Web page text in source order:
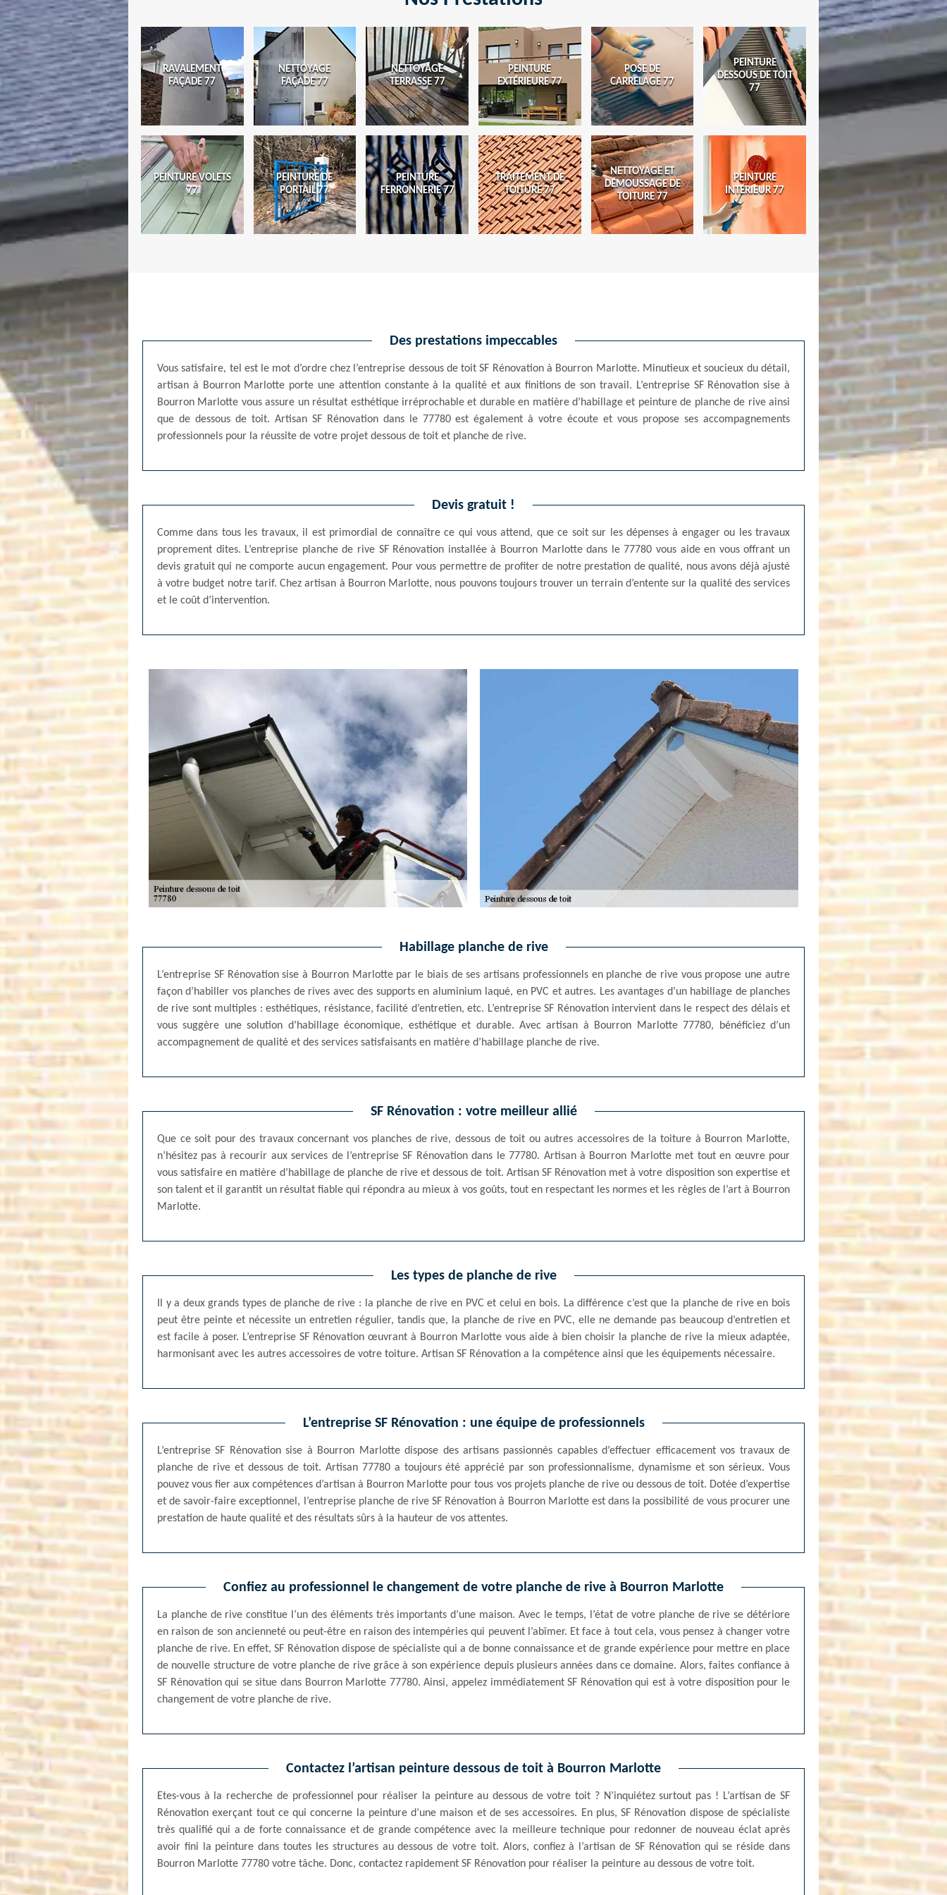
RAVALEMENT
FAÇADE 77
NETTOYAGE
FAÇADE 77
NETTOYAGE
TERRASSE 77
PEINTURE
EXTÉRIEURE 77
POSE DE
CARRELAGE 77
PEINTURE
DESSOUS DE TOIT
77
PEINTURE VOLETS
77
PEINTURE DE
PORTAIL 77
PEINTURE
FERRONNERIE 77
TRAITEMENT DE
TOITURE 77
NETTOYAGE ET
DÉMOUSSAGE DE
TOITURE 77
PEINTURE
INTÉRIEUR 77
Des prestations impeccables
Vous satisfaire, tel est le mot d’ordre chez l’entreprise dessous de toit SF Rénovation à Bourron Marlotte. Minutieux et soucieux du détail,
artisan à Bourron Marlotte porte une attention constante à la qualité et aux finitions de son travail. L’entreprise SF Rénovation sise à
Bourron Marlotte vous assure un résultat esthétique irréprochable et durable en matière d’habillage et peinture de planche de rive ainsi
que de dessous de toit. Artisan SF Rénovation dans le 77780 est également à votre écoute et vous propose ses accompagnements
professionnels pour la réussite de votre projet dessous de toit et planche de rive.
Devis gratuit !
Comme dans tous les travaux, il est primordial de connaître ce qui vous attend, que ce soit sur les dépenses à engager ou les travaux
proprement dites. L’entreprise planche de rive SF Rénovation installée à Bourron Marlotte dans le 77780 vous aide en vous offrant un
devis gratuit qui ne comporte aucun engagement. Pour vous permettre de profiter de notre prestation de qualité, nous avons déjà ajusté
à votre budget notre tarif. Chez artisan à Bourron Marlotte, nous pouvons toujours trouver un terrain d’entente sur la qualité des services
et le coût d’intervention.
Habillage planche de rive
L’entreprise SF Rénovation sise à Bourron Marlotte par le biais de ses artisans professionnels en planche de rive vous propose une autre
façon d’habiller vos planches de rives avec des supports en aluminium laqué, en PVC et autres. Les avantages d’un habillage de planches
de rive sont multiples : esthétiques, résistance, facilité d’entretien, etc. L’entreprise SF Rénovation intervient dans le respect des délais et
vous suggère une solution d’habillage économique, esthétique et durable. Avec artisan à Bourron Marlotte 77780, bénéficiez d’un
accompagnement de qualité et des services satisfaisants en matière d’habillage planche de rive.
SF Rénovation : votre meilleur allié
Que ce soit pour des travaux concernant vos planches de rive, dessous de toit ou autres accessoires de la toiture à Bourron Marlotte,
n’hésitez pas à recourir aux services de l’entreprise SF Rénovation dans le 77780. Artisan à Bourron Marlotte met tout en œuvre pour
vous satisfaire en matière d’habillage de planche de rive et dessous de toit. Artisan SF Rénovation met à votre disposition son expertise et
son talent et il garantit un résultat fiable qui répondra au mieux à vos goûts, tout en respectant les normes et les règles de l’art à Bourron
Marlotte.
Les types de planche de rive
Il y a deux grands types de planche de rive : la planche de rive en PVC et celui en bois. La différence c’est que la planche de rive en bois
peut être peinte et nécessite un entretien régulier, tandis que, la planche de rive en PVC, elle ne demande pas beaucoup d’entretien et
est facile à poser. L’entreprise SF Rénovation œuvrant à Bourron Marlotte vous aide à bien choisir la planche de rive la mieux adaptée,
harmonisant avec les autres accessoires de votre toiture. Artisan SF Rénovation a la compétence ainsi que les équipements nécessaire.
L’entreprise SF Rénovation : une équipe de professionnels
L’entreprise SF Rénovation sise à Bourron Marlotte dispose des artisans passionnés capables d’effectuer efficacement vos travaux de
planche de rive et dessous de toit. Artisan 77780 a toujours été apprécié par son professionnalisme, dynamisme et son sérieux. Vous
pouvez vous fier aux compétences d’artisan à Bourron Marlotte pour tous vos projets planche de rive ou dessous de toit. Dotée d’expertise
et de savoir-faire exceptionnel, l’entreprise planche de rive SF Rénovation à Bourron Marlotte est dans la possibilité de vous procurer une
prestation de haute qualité et des résultats sûrs à la hauteur de vos attentes.
Confiez au professionnel le changement de votre planche de rive à Bourron Marlotte
La planche de rive constitue l’un des éléments très importants d’une maison. Avec le temps, l’état de votre planche de rive se détériore
en raison de son ancienneté ou peut-être en raison des intempéries qui peuvent l’abîmer. Et face à tout cela, vous pensez à changer votre
planche de rive. En effet, SF Rénovation dispose de spécialiste qui a de bonne connaissance et de grande expérience pour mettre en place
de nouvelle structure de votre planche de rive grâce à son expérience depuis plusieurs années dans ce domaine. Alors, faites confiance à
SF Rénovation qui se situe dans Bourron Marlotte 77780. Ainsi, appelez immédiatement SF Rénovation qui est à votre disposition pour le
changement de votre planche de rive.
Contactez l’artisan peinture dessous de toit à Bourron Marlotte
Etes-vous à la recherche de professionnel pour réaliser la peinture au dessous de votre toit ? N’inquiétez surtout pas ! L’artisan de SF
Rénovation exerçant tout ce qui concerne la peinture d’une maison et de ses accessoires. En plus, SF Rénovation dispose de spécialiste
très qualifié qui a de forte connaissance et de grande compétence avec la meilleure technique pour redonner de nouveau éclat après
avoir fini la peinture dans toutes les structures au dessous de votre toit. Alors, confiez à l’artisan de SF Rénovation qui se réside dans
Bourron Marlotte 77780 votre tâche. Donc, contactez rapidement SF Rénovation pour réaliser la peinture au dessous de votre toit.